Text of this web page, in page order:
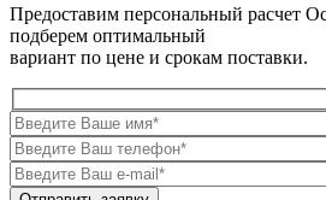
Предоставим персональный расчет
подберем оптимальный
вариант по цене и срокам поставки.